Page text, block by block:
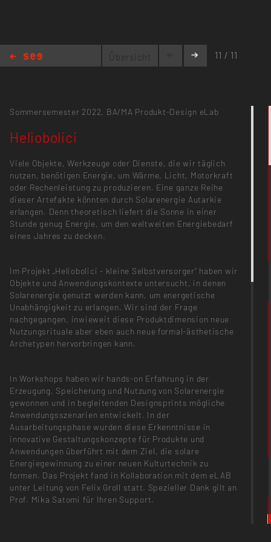
Übersicht 11 / 11
Sommersemester 2022, BA/MA Produkt-Design eLab
Heliobolici
Viele Objekte, Werkzeuge oder Dienste, die wir täglich
nutzen, benötigen Energie, um Wärme, Licht, Motorkraft
oder Rechenleistung zu produzieren. Eine ganze Reihe
dieser Artefakte könnten durch Solarenergie Autarkie
erlangen. Denn theoretisch liefert die Sonne in einer
Stunde genug Energie, um den weltweiten Energiebedarf
eines Jahres zu decken.
Im Projekt „Heliobolici - kleine Selbstversorger“ haben wir
Objekte und Anwendungskontexte untersucht, in denen
Solarenergie genutzt werden kann, um energetische
Unabhängigkeit zu erlangen. Wir sind der Frage
nachgegangen, inwieweit diese Produktdimension neue
Nutzungsrituale aber eben auch neue formal-ästhetische
Archetypen hervorbringen kann.
In Workshops haben wir hands-on Erfahrung in der
Erzeugung, Speicherung und Nutzung von Solarenergie
gewonnen und in begleitenden Designsprints mögliche
Anwendungsszenarien entwickelt. In der
Ausarbeitungsphase wurden diese Erkenntnisse in
innovative Gestaltungskonzepte für Produkte und
Anwendungen überführt mit dem Ziel, die solare
Energiegewinnung zu einer neuen Kulturtechnik zu
formen. Das Projekt fand in Kollaboration mit dem eLAB
unter Leitung von Felix Groll statt. Spezieller Dank gilt an
Prof. Mika Satomi für Ihren Support.